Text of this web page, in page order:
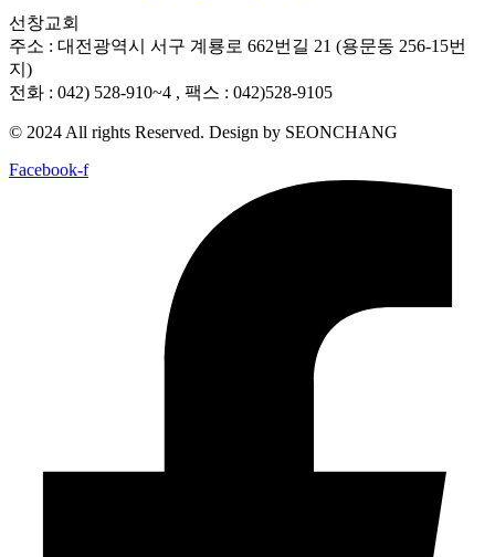
선창교회
주소 : 대전광역시 서구 계룡로 662번길 21 (용문동 256-15번
지)
전화 : 042) 528-910~4 , 팩스 : 042)528-9105
© 2024 All rights Reserved. Design by SEONCHANG
Facebook-f